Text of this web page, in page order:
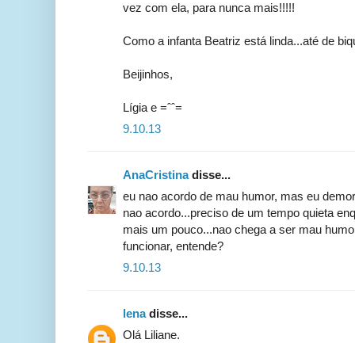
vez com ela, para nunca mais!!!!!
Como a infanta Beatriz está linda...até de
Beijinhos,
Lígia e =ˆˆ=
9.10.13
AnaCristinadisse...
eu nao acordo de mau humor, mas eu
nao acordo...preciso de um tempo quieta
mais um pouco...nao chega a ser mau
funcionar, entende?
9.10.13
lenadisse...
Olá Liliane.